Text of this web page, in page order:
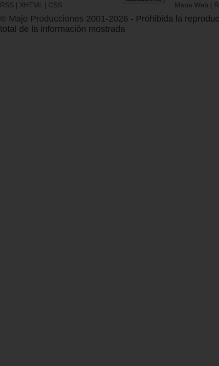
RSS | XHTML | CSS Mapa Web |
© Majo Producciones 2001-2026 - Prohibida la
total de la información mostrada